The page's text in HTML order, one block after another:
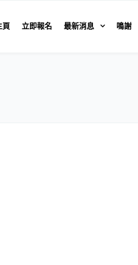
頁 立即報名 最新消息 鳴謝